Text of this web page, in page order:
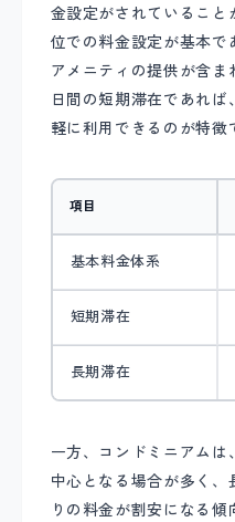
金設定がされていること
位での料金設定が基本で
アメニティの提供が含
日間の短期滞在であれ
軽に利用できるのが特徴
項目
基本料金体系
短期滞在
長期滞在
一方、コンドミニアム
中心となる場合が多く、
りの料金が割安になる